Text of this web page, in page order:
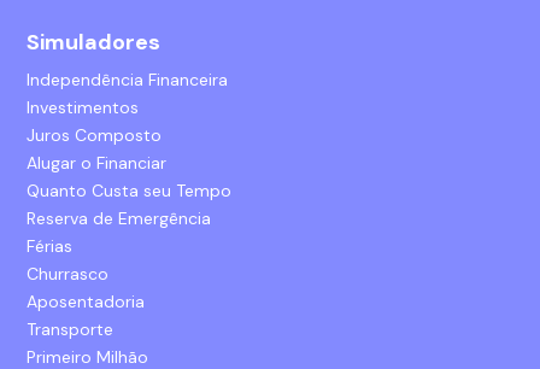
Simuladores
Independência Financeira
Investimentos
Juros Composto
Alugar o Financiar
Quanto Custa seu Tempo
Reserva de Emergência
Férias
Churrasco
Aposentadoria
Transporte
Primeiro Milhão